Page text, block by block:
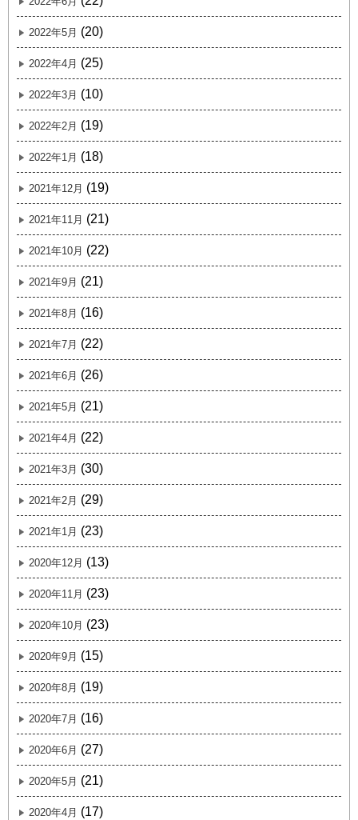
2022年5月 (20)
2022年4月 (25)
2022年3月 (10)
2022年2月 (19)
2022年1月 (18)
2021年12月 (19)
2021年11月 (21)
2021年10月 (22)
2021年9月 (21)
2021年8月 (16)
2021年7月 (22)
2021年6月 (26)
2021年5月 (21)
2021年4月 (22)
2021年3月 (30)
2021年2月 (29)
2021年1月 (23)
2020年12月 (13)
2020年11月 (23)
2020年10月 (23)
2020年9月 (15)
2020年8月 (19)
2020年7月 (16)
2020年6月 (27)
2020年5月 (21)
2020年4月 (17)